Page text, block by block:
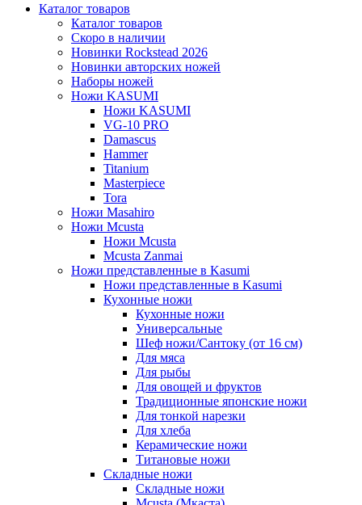
Каталог товаров
Каталог товаров
Скоро в наличии
Новинки Rockstead 2026
Новинки авторских ножей
Наборы ножей
Ножи KASUMI
Ножи KASUMI
VG-10 PRO
Damascus
Hammer
Titanium
Masterpiece
Tora
Ножи Masahiro
Ножи Mcusta
Ножи Mcusta
Mcusta Zanmai
Ножи представленные в Kasumi
Ножи представленные в Kasumi
Кухонные ножи
Кухонные ножи
Универсальные
Шеф ножи/Сантоку (от 16 см)
Для мяса
Для рыбы
Для овощей и фруктов
Традиционные японские ножи
Для тонкой нарезки
Для хлеба
Керамические ножи
Титановые ножи
Складные ножи
Складные ножи